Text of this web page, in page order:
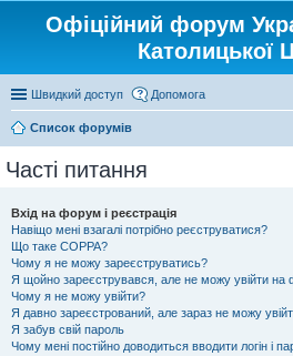
Офіційний форум
Католицької
Швидкий доступ Допомога
Список форумів
Часті питання
Вхід на форум і реєстрація
Навіщо мені взагалі потрібно реєструватися?
Що таке COPPA?
Чому я не можу зареєструватись?
Я щойно зареєструвався, але не можу увійти на
Чому я не можу увійти?
Я давно зареєстрований, але зараз не можу
Я забув свій пароль
Чому мені постійно доводиться вводити логін і